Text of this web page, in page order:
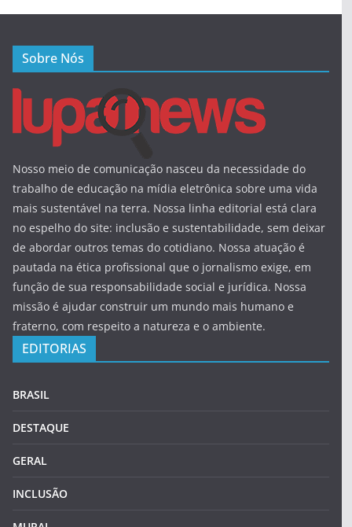
Sobre Nós
Nosso meio de comunicação nasceu da necessidade do
trabalho de educação na mídia eletrônica sobre uma vida
mais sustentável na terra. Nossa linha editorial está clara
no espelho do site: inclusão e sustentabilidade, sem deixar
de abordar outros temas do cotidiano. Nossa atuação é
pautada na ética profissional que o jornalismo exige, em
função de sua responsabilidade social e jurídica. Nossa
missão é ajudar construir um mundo mais humano e
fraterno, com respeito a natureza e o ambiente.
EDITORIAS
BRASIL
DESTAQUE
GERAL
INCLUSÃO